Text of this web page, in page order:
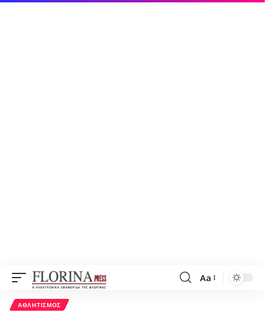
Font
Aa
ΑΘΛΗΤΙΣΜΌΣ